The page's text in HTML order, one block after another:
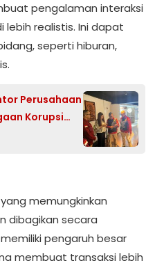
pengalaman interaksi
lebih realistis. Ini dapat
seperti hiburan,
Perusahaan
Korupsi
Langkat dan
memungkinkan
dibagikan secara
pengaruh besar
membuat transaksi lebih